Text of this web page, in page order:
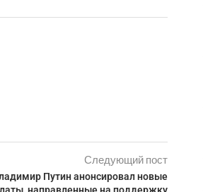
Следующий пост
Путин анонсировал новые